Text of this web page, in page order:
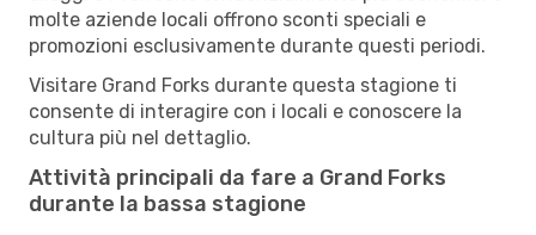
molte aziende locali offrono sconti speciali e
promozioni esclusivamente durante questi periodi.
Visitare Grand Forks durante questa stagione ti
consente di interagire con i locali e conoscere la
cultura più nel dettaglio.
Attività principali da fare a Grand Forks
durante la bassa stagione